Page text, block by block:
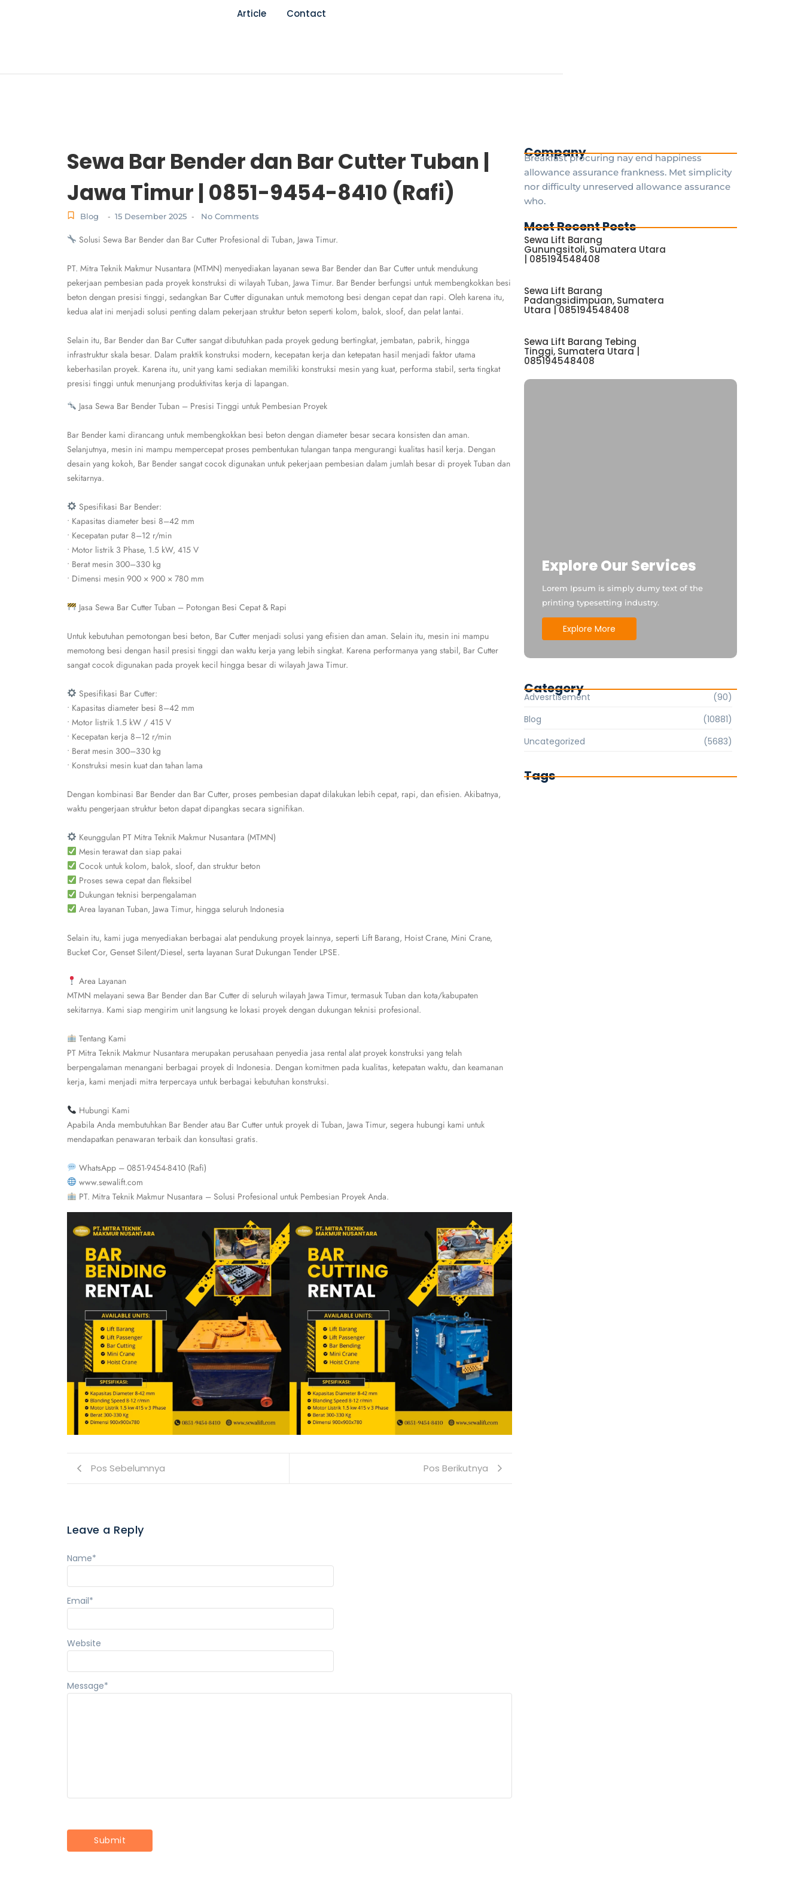
Article Contact
Sewa Bar Bender dan Bar Cutter Tuban |
Jawa Timur | 0851-9454-8410 (Rafi)
Blog - 15 Desember 2025 - No Comments
Solusi Sewa Bar Bender dan Bar Cutter Profesional di Tuban, Jawa Timur.
PT. Mitra Teknik Makmur Nusantara (MTMN) menyediakan layanan sewa Bar Bender dan Bar Cutter untuk mendukung
pekerjaan pembesian pada proyek konstruksi di wilayah Tuban, Jawa Timur. Bar Bender berfungsi untuk membengkokkan besi
beton dengan presisi tinggi, sedangkan Bar Cutter digunakan untuk memotong besi dengan cepat dan rapi. Oleh karena itu,
kedua alat ini menjadi solusi penting dalam pekerjaan struktur beton seperti kolom, balok, sloof, dan pelat lantai.
Selain itu, Bar Bender dan Bar Cutter sangat dibutuhkan pada proyek gedung bertingkat, jembatan, pabrik, hingga
infrastruktur skala besar. Dalam praktik konstruksi modern, kecepatan kerja dan ketepatan hasil menjadi faktor utama
keberhasilan proyek. Karena itu, unit yang kami sediakan memiliki konstruksi mesin yang kuat, performa stabil, serta tingkat
presisi tinggi untuk menunjang produktivitas kerja di lapangan.
Jasa Sewa Bar Bender Tuban – Presisi Tinggi untuk Pembesian Proyek
Bar Bender kami dirancang untuk membengkokkan besi beton dengan diameter besar secara konsisten dan aman.
Selanjutnya, mesin ini mampu mempercepat proses pembentukan tulangan tanpa mengurangi kualitas hasil kerja. Dengan
desain yang kokoh, Bar Bender sangat cocok digunakan untuk pekerjaan pembesian dalam jumlah besar di proyek Tuban dan
sekitarnya.
Spesifikasi Bar Bender:
• Kapasitas diameter besi 8–42 mm
• Kecepatan putar 8–12 r/min
• Motor listrik 3 Phase, 1.5 kW, 415 V
• Berat mesin 300–330 kg
• Dimensi mesin 900 × 900 × 780 mm
Jasa Sewa Bar Cutter Tuban – Potongan Besi Cepat & Rapi
Untuk kebutuhan pemotongan besi beton, Bar Cutter menjadi solusi yang efisien dan aman. Selain itu, mesin ini mampu
memotong besi dengan hasil presisi tinggi dan waktu kerja yang lebih singkat. Karena performanya yang stabil, Bar Cutter
sangat cocok digunakan pada proyek kecil hingga besar di wilayah Jawa Timur.
Spesifikasi Bar Cutter:
• Kapasitas diameter besi 8–42 mm
• Motor listrik 1.5 kW / 415 V
• Kecepatan kerja 8–12 r/min
• Berat mesin 300–330 kg
• Konstruksi mesin kuat dan tahan lama
Dengan kombinasi Bar Bender dan Bar Cutter, proses pembesian dapat dilakukan lebih cepat, rapi, dan efisien. Akibatnya,
waktu pengerjaan struktur beton dapat dipangkas secara signifikan.
Keunggulan PT Mitra Teknik Makmur Nusantara (MTMN)
Mesin terawat dan siap pakai
Cocok untuk kolom, balok, sloof, dan struktur beton
Proses sewa cepat dan fleksibel
Dukungan teknisi berpengalaman
Area layanan Tuban, Jawa Timur, hingga seluruh Indonesia
Selain itu, kami juga menyediakan berbagai alat pendukung proyek lainnya, seperti Lift Barang, Hoist Crane, Mini Crane,
Bucket Cor, Genset Silent/Diesel, serta layanan Surat Dukungan Tender LPSE.
Area Layanan
MTMN melayani sewa Bar Bender dan Bar Cutter di seluruh wilayah Jawa Timur, termasuk Tuban dan kota/kabupaten
sekitarnya. Kami siap mengirim unit langsung ke lokasi proyek dengan dukungan teknisi profesional.
Tentang Kami
PT Mitra Teknik Makmur Nusantara merupakan perusahaan penyedia jasa rental alat proyek konstruksi yang telah
berpengalaman menangani berbagai proyek di Indonesia. Dengan komitmen pada kualitas, ketepatan waktu, dan keamanan
kerja, kami menjadi mitra terpercaya untuk berbagai kebutuhan konstruksi.
Hubungi Kami
Apabila Anda membutuhkan Bar Bender atau Bar Cutter untuk proyek di Tuban, Jawa Timur, segera hubungi kami untuk
mendapatkan penawaran terbaik dan konsultasi gratis.
WhatsApp – 0851-9454-8410 (Rafi)
www.sewalift.com
PT. Mitra Teknik Makmur Nusantara – Solusi Profesional untuk Pembesian Proyek Anda.
Pos Sebelumnya Pos Berikutnya
Leave a Reply
Message*
Name*
Email*
Website
Company
Breakfast procuring nay end happiness
allowance assurance frankness. Met simplicity
nor difficulty unreserved allowance assurance
who.
Most Recent Posts
Sewa Lift Barang
Gunungsitoli, Sumatera Utara
| 085194548408
Sewa Lift Barang
Padangsidimpuan, Sumatera
Utara | 085194548408
Sewa Lift Barang Tebing
Tinggi, Sumatera Utara |
085194548408
Explore Our Services
Lorem Ipsum is simply dumy text of the
printing typesetting industry.
Explore More
Category
Advesrtisement
(90)
Blog
(10881)
Uncategorized
(5683)
Tags